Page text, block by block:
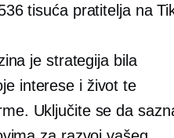
tisuća pratitelja na
je strategija bila
interese i život te
Uključite se da